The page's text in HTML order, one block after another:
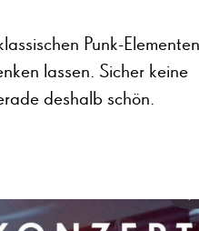
Punk-
lassen. Sicher keine
deshalb schön.